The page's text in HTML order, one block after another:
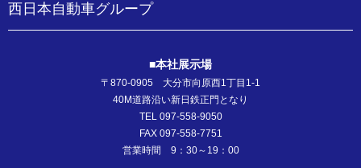
西日本自動車グループ
■本社展示場
〒870-0905 大分市向原西1丁目1-1
40M道路沿い新日鉄正門となり
TEL 097-558-9050
FAX 097-558-7751
営業時間 9：30～19：00